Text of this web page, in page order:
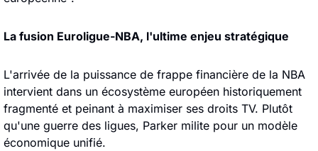
La fusion Euroligue-NBA, l'ultime enjeu stratégique
L'arrivée de la puissance de frappe financière de la NBA
intervient dans un écosystème européen historiquement
fragmenté et peinant à maximiser ses droits TV. Plutôt
qu'une guerre des ligues, Parker milite pour un modèle
économique unifié.